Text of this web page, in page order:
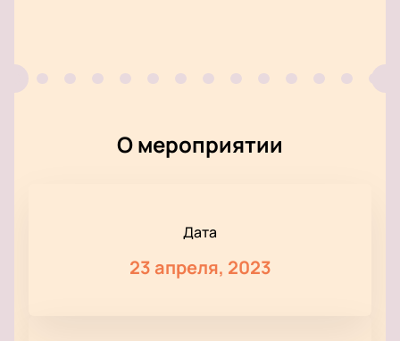
О мероприятии
Дата
23 апреля, 2023